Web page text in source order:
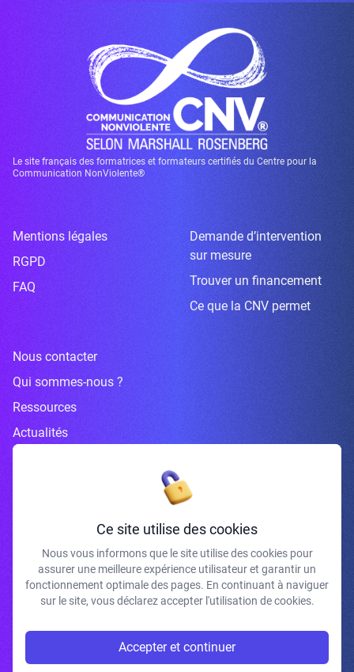
Le site français des formatrices et formateurs certifiés du Centre pour la
Communication NonViolente®
Mentions légales
RGPD
FAQ
Demande d’intervention
sur mesure
Trouver un financement
Ce que la CNV permet
Nous contacter
Qui sommes-nous ?
Ressources
Actualités
Inscrivez-vous à la newsletter
J'accepte de recevoir vos e-mails et confirme avoir pris connaissance de
votre politique de confidentialité et mentions légales.
Ce site utilise des cookies
Nous vous informons que le site utilise des cookies pour
assurer une meilleure expérience utilisateur et garantir un
fonctionnement optimale des pages. En continuant à naviguer
sur le site, vous déclarez accepter l'utilisation de cookies.
Accepter et continuer